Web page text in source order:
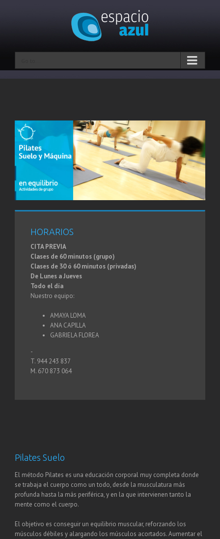
HORARIOS
CITA PREVIA
Clases de 60 minutos (grupo)
Clases de 30 ó 60 minutos (privadas)
De Lunes a Jueves
Todo el día
Nuestro equipo:
AMAYA LOMA
ANA CAPILLA
GABRIELA FLOREA
-
T. 944 243 837
M. 670 873 064
Pilates Suelo
El método Pilates es una educación corporal muy completa donde
se trabaja el cuerpo como un todo, desde la musculatura más
profunda hasta la más periférica, y en la que intervienen tanto la
mente como el cuerpo.
El objetivo es conseguir un equilibrio muscular, reforzando los
músculos débiles y alargando los músculos acortados. Aumentar el